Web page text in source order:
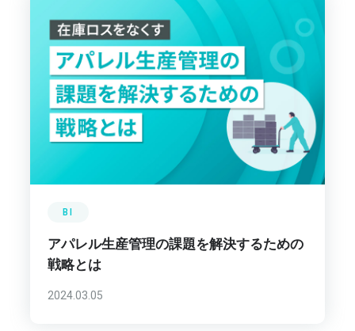
BI
アパレル生産管理の課題を解決するための
戦略とは
2024.03.05